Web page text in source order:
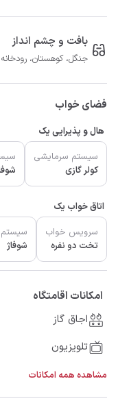
بافت و چشم انداز
جنگل، کوهستان،
فضای خواب
هال و پذیرایی یک
سیستم سرمایشی
کولر گازی
اتاق خواب یک
سرویس خواب
تخت دو نفره
شوفاژ
امکانات اقامتگاه
اجاق گاز
تلویزیون
مشاهده همه امکانات